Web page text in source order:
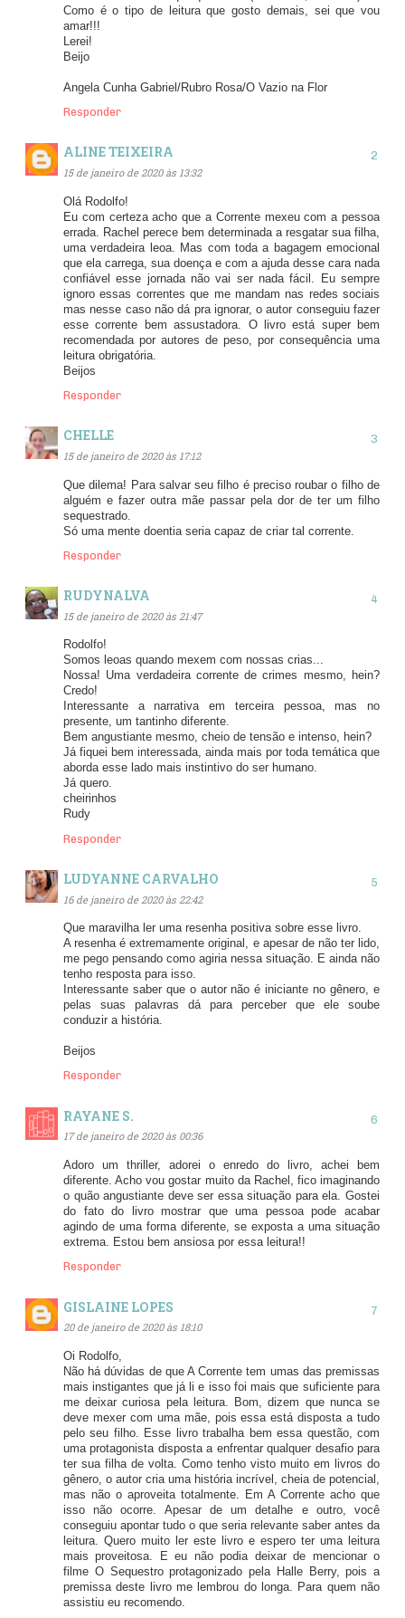
Como é o tipo de leitura que gosto demais, sei que vou
amar!!!
Lerei!
Beijo
Angela Cunha Gabriel/Rubro Rosa/O Vazio na Flor
Responder
ALINE TEIXEIRA
15 de janeiro de 2020 às 13:32
Olá Rodolfo!
Eu com certeza acho que a Corrente mexeu com a pessoa
errada. Rachel perece bem determinada a resgatar sua filha,
uma verdadeira leoa. Mas com toda a bagagem emocional
que ela carrega, sua doença e com a ajuda desse cara nada
confiável esse jornada não vai ser nada fácil. Eu sempre
ignoro essas correntes que me mandam nas redes sociais
mas nesse caso não dá pra ignorar, o autor conseguiu fazer
esse corrente bem assustadora. O livro está super bem
recomendada por autores de peso, por consequência uma
leitura obrigatória.
Beijos
Responder
CHELLE
15 de janeiro de 2020 às 17:12
Que dilema! Para salvar seu filho é preciso roubar o filho de
alguém e fazer outra mãe passar pela dor de ter um filho
sequestrado.
Só uma mente doentia seria capaz de criar tal corrente.
Responder
RUDYNALVA
15 de janeiro de 2020 às 21:47
Rodolfo!
Somos leoas quando mexem com nossas crias...
Nossa! Uma verdadeira corrente de crimes mesmo, hein?
Credo!
Interessante a narrativa em terceira pessoa, mas no
presente, um tantinho diferente.
Bem angustiante mesmo, cheio de tensão e intenso, hein?
Já fiquei bem interessada, ainda mais por toda temática que
aborda esse lado mais instintivo do ser humano.
Já quero.
cheirinhos
Rudy
Responder
LUDYANNE CARVALHO
16 de janeiro de 2020 às 22:42
Que maravilha ler uma resenha positiva sobre esse livro.
A resenha é extremamente original, e apesar de não ter lido,
me pego pensando como agiria nessa situação. E ainda não
tenho resposta para isso.
Interessante saber que o autor não é iniciante no gênero, e
pelas suas palavras dá para perceber que ele soube
conduzir a história.
Beijos
Responder
RAYANE S.
17 de janeiro de 2020 às 00:36
Adoro um thriller, adorei o enredo do livro, achei bem
diferente. Acho vou gostar muito da Rachel, fico imaginando
o quão angustiante deve ser essa situação para ela. Gostei
do fato do livro mostrar que uma pessoa pode acabar
agindo de uma forma diferente, se exposta a uma situação
extrema. Estou bem ansiosa por essa leitura!!
Responder
GISLAINE LOPES
20 de janeiro de 2020 às 18:10
Oi Rodolfo,
Não há dúvidas de que A Corrente tem umas das premissas
mais instigantes que já li e isso foi mais que suficiente para
me deixar curiosa pela leitura. Bom, dizem que nunca se
deve mexer com uma mãe, pois essa está disposta a tudo
pelo seu filho. Esse livro trabalha bem essa questão, com
uma protagonista disposta a enfrentar qualquer desafio para
ter sua filha de volta. Como tenho visto muito em livros do
gênero, o autor cria uma história incrível, cheia de potencial,
mas não o aproveita totalmente. Em A Corrente acho que
isso não ocorre. Apesar de um detalhe e outro, você
conseguiu apontar tudo o que seria relevante saber antes da
leitura. Quero muito ler este livro e espero ter uma leitura
mais proveitosa. E eu não podia deixar de mencionar o
filme O Sequestro protagonizado pela Halle Berry, pois a
premissa deste livro me lembrou do longa. Para quem não
assistiu eu recomendo.